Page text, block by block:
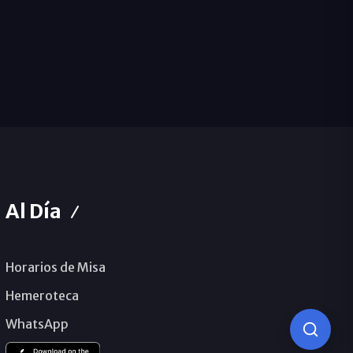
Al Día
Horarios de Misa
Hemeroteca
WhatsApp